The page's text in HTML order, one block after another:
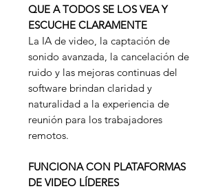
QUE A TODOS SE LOS VEA Y
ESCUCHE CLARAMENTE
La IA de video, la captación de
sonido avanzada, la cancelación de
ruido y las mejoras continuas del
software brindan claridad y
naturalidad a la experiencia de
reunión para los trabajadores
remotos.
FUNCIONA CON PLATAFORMAS
DE VIDEO LÍDERES